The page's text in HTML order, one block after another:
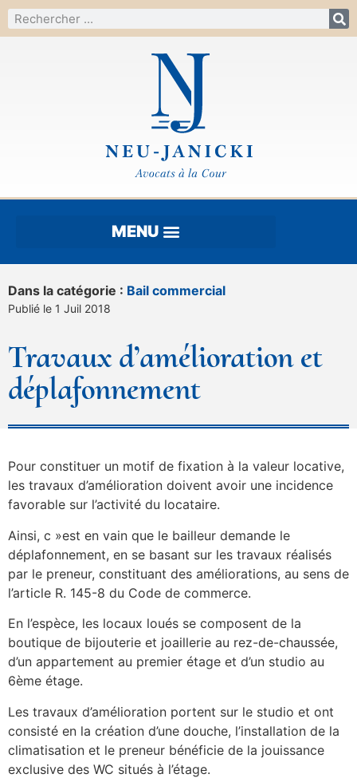
Dans la catégorie : Bail commercial
Publié le 1 Juil 2018
Travaux d’amélioration et
déplafonnement
Pour constituer un motif de fixation à la valeur locative,
les travaux d’amélioration doivent avoir une incidence
favorable sur l’activité du locataire.
Ainsi, c »est en vain que le bailleur demande le
déplafonnement, en se basant sur les travaux réalisés
par le preneur, constituant des améliorations, au sens de
l’article R. 145-8 du Code de commerce.
En l’espèce, les locaux loués se composent de la
boutique de bijouterie et joaillerie au rez-de-chaussée,
d’un appartement au premier étage et d’un studio au
6ème étage.
Les travaux d’amélioration portent sur le studio et ont
consisté en la création d’une douche, l’installation de la
climatisation et le preneur bénéficie de la jouissance
exclusive des WC situés à l’étage.